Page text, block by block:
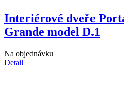
Interiérové dveře
Grande model D.1
Na objednávku
Detail